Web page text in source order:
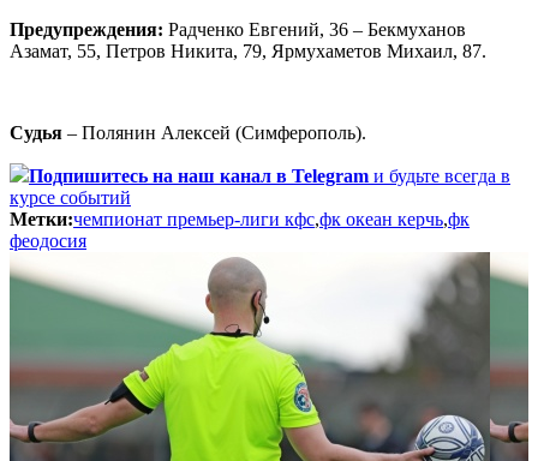
Предупреждения: Радченко Евгений, 36 – Бекмуханов
Азамат, 55, Петров Никита, 79, Ярмухаметов Михаил, 87.
Судья – Полянин Алексей (Симферополь).
Подпишитесь на наш канал в Telegram и будьте всегда в
курсе событий
Метки:чемпионат премьер-лиги кфс,фк океан керчь,фк
феодосия